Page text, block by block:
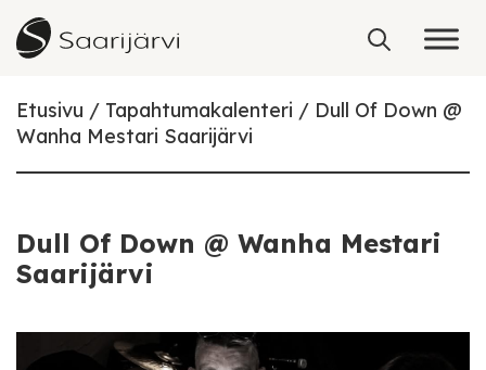
Skip to content
Etusivu Tapahtumakalenteri
Dull Of Down @
Wanha Mestari Saarijärvi
Dull Of Down @ Wanha Mestari
Saarijärvi